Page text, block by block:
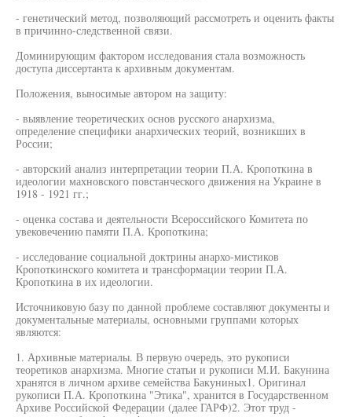
- генетический метод, позволяющий рассмотреть и оценить факты
в причинно-следственной связи.
Доминирующим фактором исследования стала возможность
доступа диссертанта к архивным документам.
Положения, выносимые автором на защиту:
- выявление теоретических основ русского анархизма,
определение специфики анархических теорий, возникших в
России;
- авторский анализ интерпретации теории П.А. Кропоткина в
идеологии махновского повстанческого движения на Украине в
1918 - 1921 гг.;
- оценка состава и деятельности Всероссийского Комитета по
увековечению памяти П.А. Кропоткина;
- исследование социальной доктрины анархо-мистиков
Кропоткинского комитета и трансформации теории П.А.
Кропоткина в их идеологии.
Источниковую базу по данной проблеме составляют документы и
документальные материалы, основными группами которых
являются:
1. Архивные материалы. В первую очередь, это рукописи
теоретиков анархизма. Многие статьи и рукописи М.И. Бакунина
хранятся в личном архиве семейства Бакуниных1. Оригинал
рукописи П.А. Кропоткина "Этика", хранится в Государственном
Архиве Российской Федерации (далее ГАРФ)2. Этот труд -